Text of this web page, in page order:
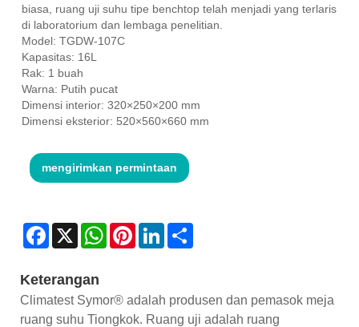
biasa, ruang uji suhu tipe benchtop telah menjadi yang terlaris
di laboratorium dan lembaga penelitian.
Model: TGDW-107C
Kapasitas: 16L
Rak: 1 buah
Warna: Putih pucat
Dimensi interior: 320×250×200 mm
Dimensi eksterior: 520×560×660 mm
mengirimkan permintaan
Facebook
X WhatsAppPinterestLinkedIn
Keterangan
Climatest Symor® adalah produsen dan pemasok meja
ruang suhu Tiongkok. Ruang uji adalah ruang